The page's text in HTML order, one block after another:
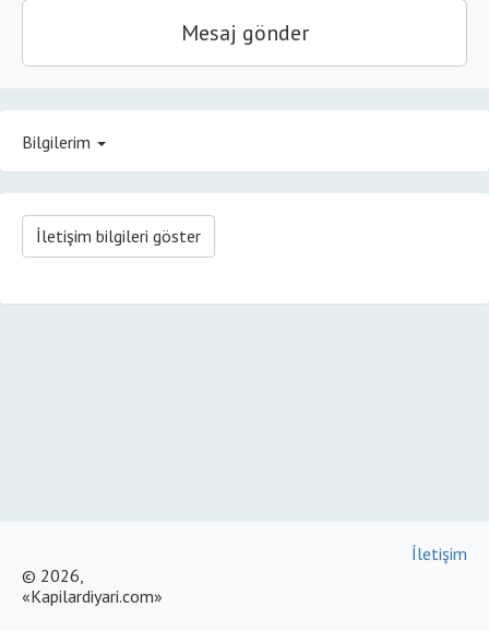
Mesaj gönder
Bilgilerim
İletişim bilgileri göster
© 2026,
«Kapilardiyari.com»
İletişim